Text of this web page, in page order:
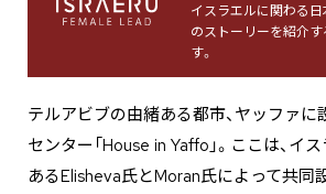
イスラエルに関わる
のストーリーを紹介
す。
テルアビブの由緒ある都市、ヤッファに
センター「House in Yaffo」。ここは、イ
あるElisheva氏とMoran氏によって共同